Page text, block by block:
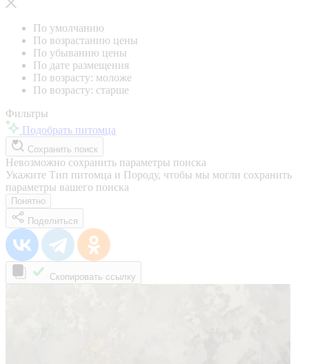
По умолчанию
По возрастанию цены
По убыванию цены
По дате размещения
По возрасту: моложе
По возрасту: старше
Фильтры
Подобрать питомца
Сохранить поиск
Невозможно сохранить параметры поиска
Укажите Тип питомца и Породу, чтобы мы могли сохранить
параметры вашего поиска
Понятно
Поделиться
Скопировать ссылку